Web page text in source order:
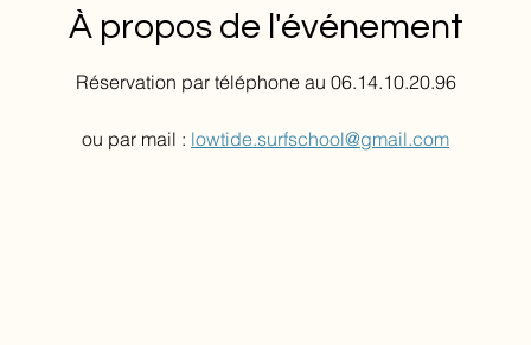
À propos de l'événement
Réservation par téléphone au 06.14.10.20.96
ou par mail : lowtide.surfschool@gmail.com